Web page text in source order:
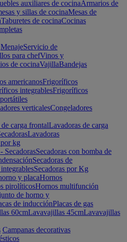
auxiliares de cocinaArmarios de
y sillas de cocinaMesas de
Taburetes de cocinaCocinas
MenajeServicio de
para chefVinos y
de cocinaVajillaBandejas
americanosFrigoríficos
integrablesFrigoríficos
verticalesCongeladores
carga frontalLavadoras de carga
Lavadoras
kg
SecadorasSecadoras con bomba de
Secadoras de
Secadoras por Kg
y placaHornos
pirolíticosHornos multifunción
de horno y
de inducciónPlacas de gas
60cmLavavajillas 45cmLavavajillas
Campanas decorativas